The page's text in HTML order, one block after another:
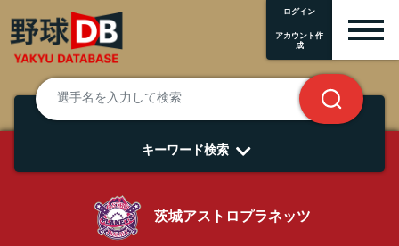
ログイン
アカウント作
成
キーワード検索
茨城アストロプラネッツ